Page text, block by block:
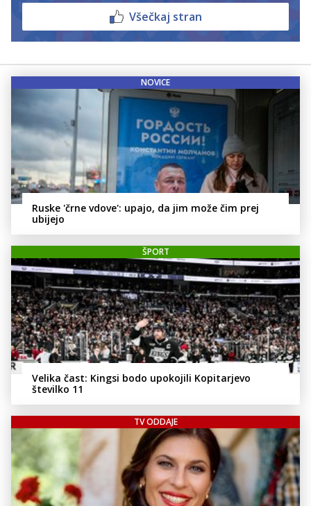
Všečkaj stran
NOVICE
Ruske 'črne vdove': upajo, da jim može čim prej
ubijejo
ŠPORT
Velika čast: Kingsi bodo upokojili Kopitarjevo
številko 11
TV ODDAJE